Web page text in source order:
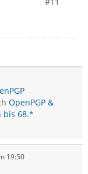
OpenPGP &
bis 68.*
19:50